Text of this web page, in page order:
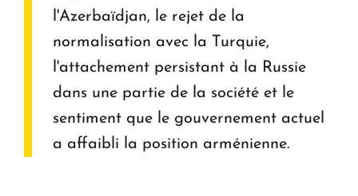
l'Azerbaïdjan, le rejet de la
normalisation avec la Turquie,
l'attachement persistant à la Russie
dans une partie de la société et le
sentiment que le gouvernement actuel
a affaibli la position arménienne.